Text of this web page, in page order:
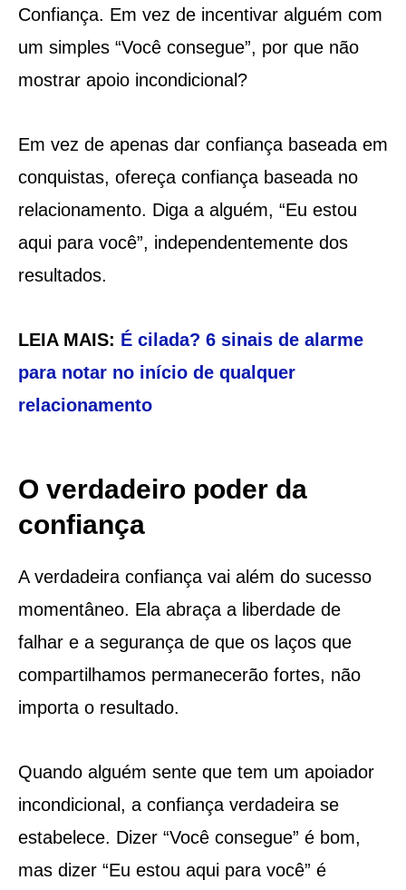
Confiança. Em vez de incentivar alguém com
um simples “Você consegue”, por que não
mostrar apoio incondicional?
Em vez de apenas dar confiança baseada em
conquistas, ofereça confiança baseada no
relacionamento. Diga a alguém, “Eu estou
aqui para você”, independentemente dos
resultados.
LEIA MAIS: É cilada? 6 sinais de alarme
para notar no início de qualquer
relacionamento
O verdadeiro poder da
confiança
A verdadeira confiança vai além do sucesso
momentâneo. Ela abraça a liberdade de
falhar e a segurança de que os laços que
compartilhamos permanecerão fortes, não
importa o resultado.
Quando alguém sente que tem um apoiador
incondicional, a confiança verdadeira se
estabelece. Dizer “Você consegue” é bom,
mas dizer “Eu estou aqui para você” é